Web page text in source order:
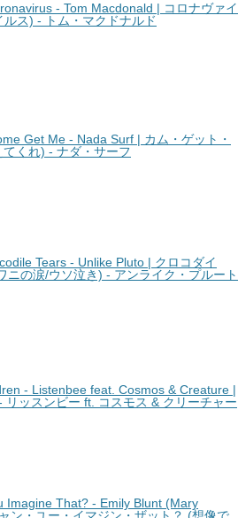
- Tom Macdonald | コロナヴァイ
ルス) - トム・マクドナルド
Get Me - Nada Surf | カム・ゲット・
てくれ) - ナダ・サーフ
Tears - Unlike Pluto | クロコダイ
ニの涙/ウソ泣き) - アンライク・プルート
- Listenbee feat. Cosmos & Creature |
リッスンビー ft. コスモス & クリーチャー
Imagine That? - Emily Blunt (Mary